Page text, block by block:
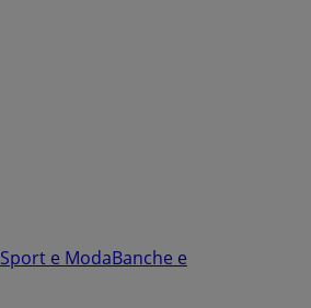
Sport e ModaBanche e